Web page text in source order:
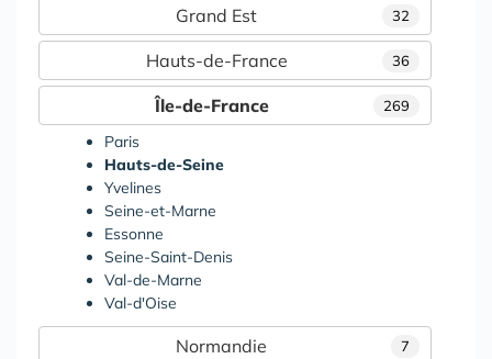
32
Grand Est
36
Hauts-de-France
269
Île-de-France
Paris
Hauts-de-Seine
Yvelines
Seine-et-Marne
Essonne
Seine-Saint-Denis
Val-de-Marne
Val-d'Oise
7
Normandie